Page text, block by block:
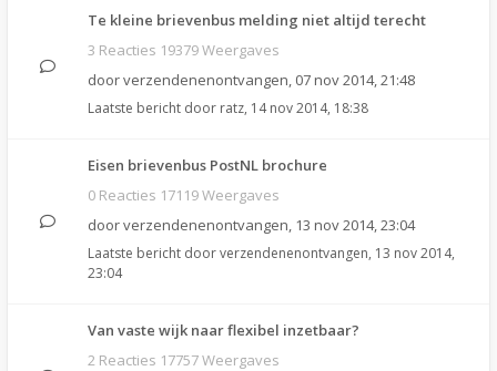
Te kleine brievenbus melding niet altijd terecht
3 Reacties 19379 Weergaves
doorverzendenenontvangen, 07 nov 2014, 21:48
Laatste bericht door ratz, 14 nov 2014, 18:38
Eisen brievenbus PostNL brochure
0 Reacties 17119 Weergaves
doorverzendenenontvangen, 13 nov 2014, 23:04
Laatste bericht doorverzendenenontvangen, 13 nov 2014,
23:04
Van vaste wijk naar flexibel inzetbaar?
2 Reacties 17757 Weergaves